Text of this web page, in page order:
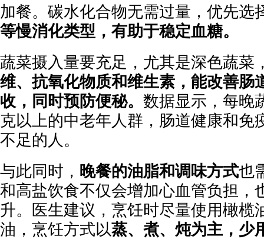
加餐。碳水化合物无需过量，优先选
等慢消化类型，有助于稳定血糖。
蔬菜摄入量要充足，尤其是深色蔬菜
维、抗氧化物质和维生素，能改善肠
收，同时预防便秘。 数据显示，每晚
克以上的中老年人群，肠道健康和免
不足的人。
与此同时， 晚餐的油脂和调味方式也
和高盐饮食不仅会增加心血管负担，
升。医生建议，烹饪时尽量使用橄榄
油，烹饪方式以蒸、煮、炖为主，少